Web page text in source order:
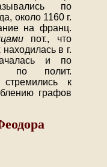
по
около 1160 г.
на франц.
пот., что
в г.
и по
по полит.
к
графов